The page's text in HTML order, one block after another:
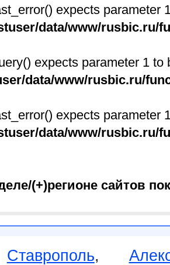
expects parameter
data/www/rusbic.ru/
expects parameter 1
data/www/rusbic.ru/
expects parameter
data/www/rusbic.ru/
(+)регионе сайтов
Ставрополь,